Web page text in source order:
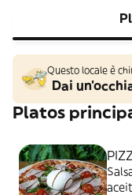
Questo locale è
Dai
Platos